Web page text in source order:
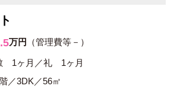
万円 （管理費等－）
1ヶ月／礼 1ヶ月
／3DK／56㎡